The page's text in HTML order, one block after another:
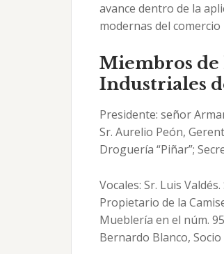
avance dentro de la
modernas del comercio
Miembros de
Industriales
Presidente: señor
Sr. Aurelio Peón,
Droguería “Piñar”;
Vocales: Sr. Luis
Propietario de la
Mueblería en el núm.
Bernardo Blanco,